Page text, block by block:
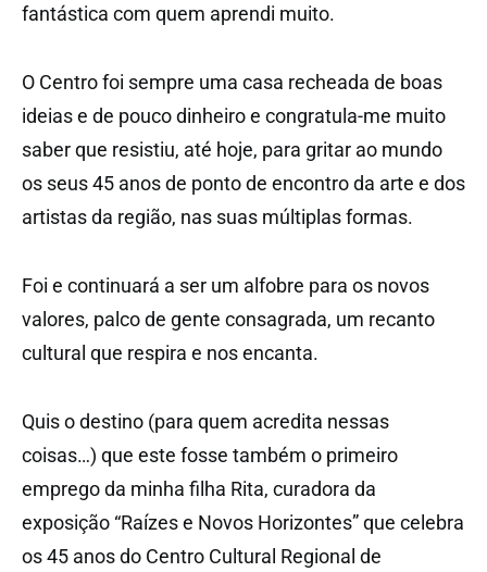
fantástica com quem aprendi muito.
O Centro foi sempre uma casa recheada de boas
ideias e de pouco dinheiro e congratula-me muito
saber que resistiu, até hoje, para gritar ao mundo
os seus 45 anos de ponto de encontro da arte e dos
artistas da região, nas suas múltiplas formas.
Foi e continuará a ser um alfobre para os novos
valores, palco de gente consagrada, um recanto
cultural que respira e nos encanta.
Quis o destino (para quem acredita nessas
coisas…) que este fosse também o primeiro
emprego da minha filha Rita, curadora da
exposição “Raízes e Novos Horizontes” que celebra
os 45 anos do Centro Cultural Regional de